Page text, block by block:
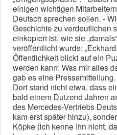
einigen wichtigen
Deutsch sprechen sollen. -
Geschichte zu verdeutlichen
einkopiert ist, wie sie
veröffentlicht wurde:
Öffentlichkeit blickt auf ein
werden kann: Was mir alles
gab es eine
Dort stand nicht etwa, dass
bald einem Dutzend Jahren
des Mercedes-Vertriebs
kam erst später hinzu),
Köpke (ich kenne ihn nicht,